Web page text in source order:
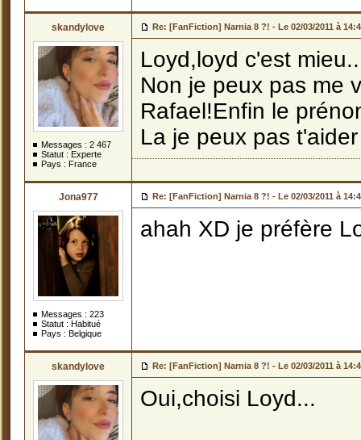
skandylove
Messages : 2 467
Statut : Experte
Pays : France
Re: [FanFiction] Narnia 8 ?! - Le 02/03/2011 à
Loyd,loyd c'est
Non je peux pas me
Rafael!Enfin le
La je peux pas
Jona977
Messages : 223
Statut : Habitué
Pays : Belgique
Re: [FanFiction] Narnia 8 ?! - Le 02/03/2011 à
ahah XD je préfère
skandylove Re: [FanFiction] Narnia 8 ?! - Le 02/03/2011 à
Oui,choisi Loyd...